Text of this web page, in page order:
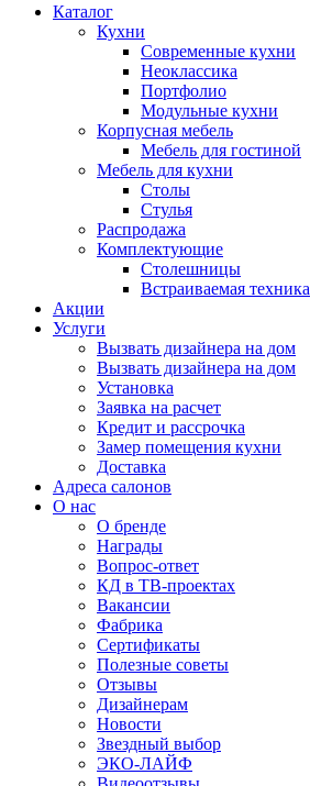
Каталог
Кухни
Современные кухни
Неоклассика
Портфолио
Модульные кухни
Корпусная мебель
Мебель для гостиной
Мебель для кухни
Столы
Стулья
Распродажа
Комплектующие
Столешницы
Встраиваемая техника
Акции
Услуги
Вызвать дизайнера на дом
Вызвать дизайнера на дом
Установка
Заявка на расчет
Кредит и рассрочка
Замер помещения кухни
Доставка
Адреса салонов
О нас
О бренде
Награды
Вопрос-ответ
КД в ТВ-проектах
Вакансии
Фабрика
Сертификаты
Полезные советы
Отзывы
Дизайнерам
Новости
Звездный выбор
ЭКО-ЛАЙФ